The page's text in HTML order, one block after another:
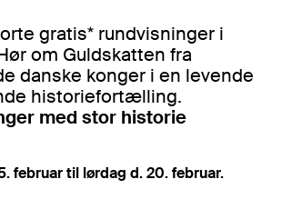
gratis* rundvisninger i
om Guldskatten fra
danske konger i en levende
historiefortælling.
med stor historie
februar til lørdag d. 20. februar.